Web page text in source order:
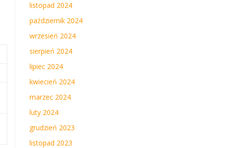
listopad 2024
październik 2024
wrzesień 2024
sierpień 2024
lipiec 2024
kwiecień 2024
marzec 2024
luty 2024
grudzień 2023
listopad 2023